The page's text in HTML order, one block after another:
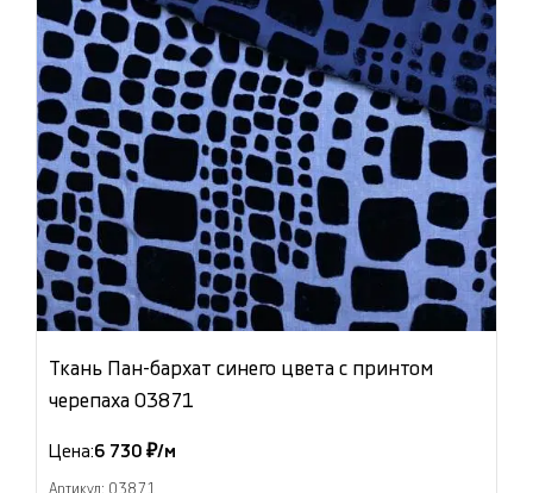
Ткань Пан-бархат синего цвета с принтом
черепаха 03871
Цена:6 730 ₽/м
Артикул: 03871